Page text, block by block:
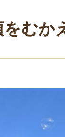
をむか